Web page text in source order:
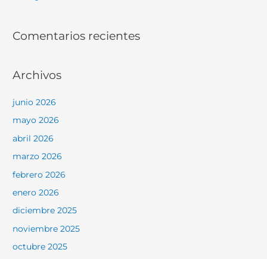
Comentarios recientes
Archivos
junio 2026
mayo 2026
abril 2026
marzo 2026
febrero 2026
enero 2026
diciembre 2025
noviembre 2025
octubre 2025